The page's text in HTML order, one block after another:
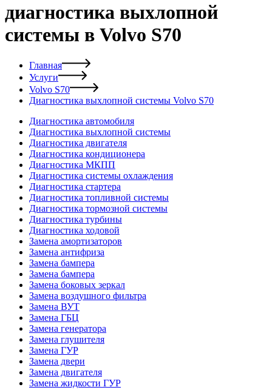
диагностика выхлопной
системы в Volvo S70
Главная
Услуги
Volvo S70
Диагностика выхлопной системы Volvo S70
Диагностика автомобиля
Диагностика выхлопной системы
Диагностика двигателя
Диагностика кондиционера
Диагностика МКПП
Диагностика системы охлаждения
Диагностика стартера
Диагностика топливной системы
Диагностика тормозной системы
Диагностика турбины
Диагностика ходовой
Замена амортизаторов
Замена антифриза
Замена бампера
Замена бампера
Замена боковых зеркал
Замена воздушного фильтра
Замена ВУТ
Замена ГБЦ
Замена генератора
Замена глушителя
Замена ГУР
Замена двери
Замена двигателя
Замена жидкости ГУР